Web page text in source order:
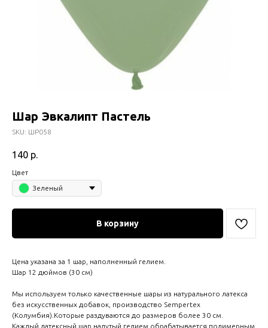
Шар Эвкалипт Пастель
SKU: ШР058
140 р.
Цвет
Зеленый
В корзину
Цена указана за 1 шар, наполненный гелием.
Шар 12 дюймов (30 см)
Мы используем только качественные шары из натурального латекса
без искусственных добавок, производство Sempertex
(Колумбия).Которые раздуваются до размеров более 30 см.
Каждый латексный шар надутый гелием обрабатывается полимерным